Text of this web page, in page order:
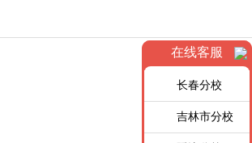
在线客服
长春分校
吉林市分校